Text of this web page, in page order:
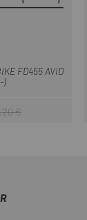
FD455 AVID
)
regular
€